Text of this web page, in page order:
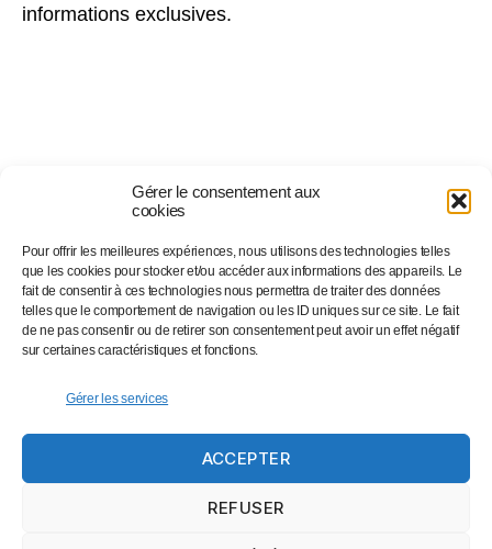
Gérer le consentement aux
cookies
Pour offrir les meilleures expériences, nous utilisons des technologies telles
que les cookies pour stocker et/ou accéder aux informations des appareils. Le
fait de consentir à ces technologies nous permettra de traiter des données
telles que le comportement de navigation ou les ID uniques sur ce site. Le fait
de ne pas consentir ou de retirer son consentement peut avoir un effet négatif
sur certaines caractéristiques et fonctions.
Gérer les services
ACCEPTER
REFUSER
informations exclusives.
Suivez-nous sur…
Facebook
Instagram
Twitter